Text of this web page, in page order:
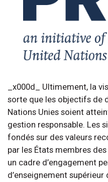
_x000d_ Ultimement, la
sorte que les objectifs de
Nations Unies soient
gestion responsable. Les
fondés sur des valeurs
par les États membres
un cadre d’engagement
d’enseignement